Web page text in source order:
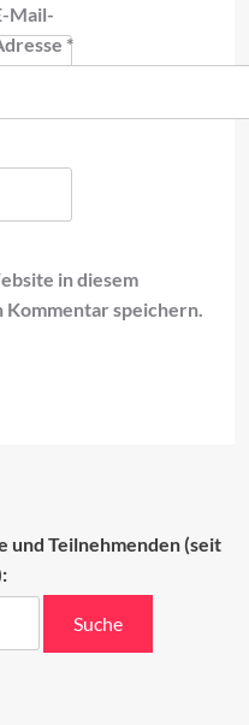
Mail-
*
in diesem
speichern.
und Teilnehmenden (seit
Suche